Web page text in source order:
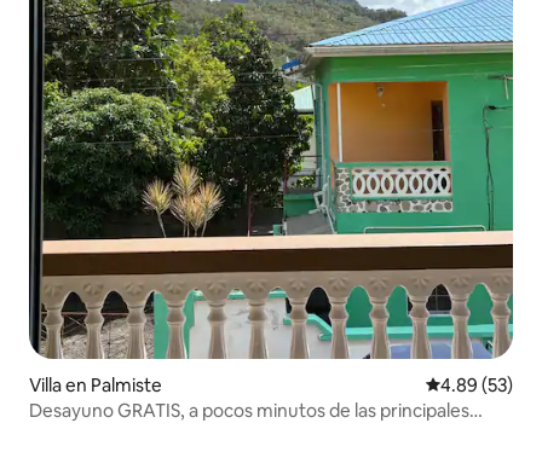
Villa en Palmiste Calificación
4.89 (53)
Desayuno GRATIS, a pocos minutos de las principales